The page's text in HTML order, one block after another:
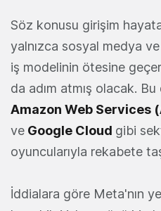
Söz konusu girişim
yalnızca sosyal medya
iş modelinin ötesine
da adım atmış olacak.
Amazon Web Services
ve Google Cloud gibi
oyuncularıyla rekabete
İddialara göre Meta'nın